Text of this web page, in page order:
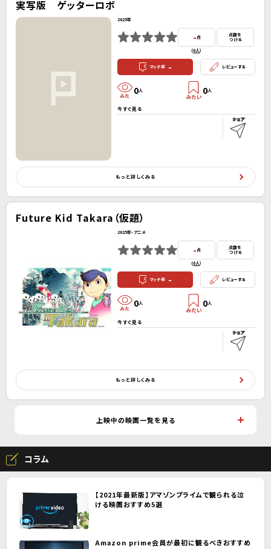
実写版 ゲッターロボ
2025年
-点
(0人）
点数を
つける
マッチ率 - レビューする
0人 0人
今すぐ見る
もっと詳しくみる
Future Kid Takara（仮題）
2025年・アニメ
-点
(0人）
点数を
つける
マッチ率 - レビューする
0人 0人
今すぐ見る
もっと詳しくみる
上映中の映画一覧を見る
コラム
【2021年最新版】アマゾンプライムで観られる泣
ける映画おすすめ5選
Amazon prime会員が最初に観るべきおすすめ